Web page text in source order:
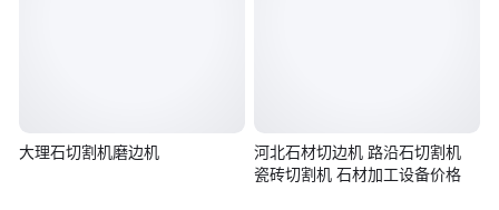
大理石切割机磨边机
河北石材切边机 路沿石切割机
瓷砖切割机 石材加工设备价格